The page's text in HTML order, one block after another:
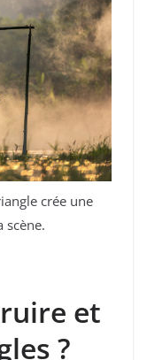
crée une
scène.
et
?